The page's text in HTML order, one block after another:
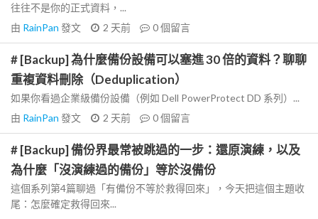
往往不是你的正式資料，...
由 RainPan 發文 2 天前 0個留言
# [Backup] 為什麼備份設備可以塞進 30 倍的資料？聊聊
重複資料刪除（Deduplication）
如果你看過企業級備份設備（例如 Dell PowerProtect DD 系列）...
由 RainPan 發文 2 天前 0個留言
# [Backup] 備份界最常被跳過的一步：還原演練，以及
為什麼「沒演練過的備份」等於沒備份
這個系列第4篇聊過「有備份不等於救得回來」，今天把這個主題收
尾：怎麼確定救得回來...